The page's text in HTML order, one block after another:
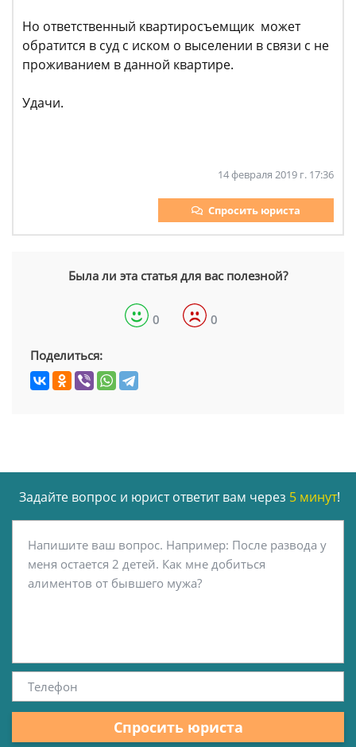
Но ответственный квартиросъемщик может
обратится в суд с иском о выселении в связи с не
проживанием в данной квартире.
Удачи.
14 февраля 2019 г. 17:36
Спросить юриста
Была ли эта статья для вас полезной?
0 0
Поделиться:
Задайте вопрос и юрист ответит вам через 5 минут!
Спросить юриста